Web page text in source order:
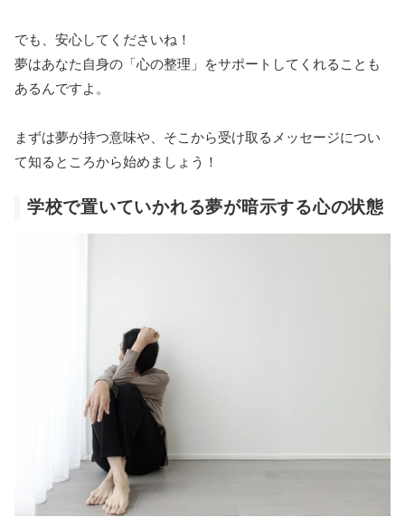
でも、安心してくださいね！
夢はあなた自身の「心の整理」をサポートしてくれることも
あるんですよ。
まずは夢が持つ意味や、そこから受け取るメッセージについ
て知るところから始めましょう！
学校で置いていかれる夢が暗示する心の状態